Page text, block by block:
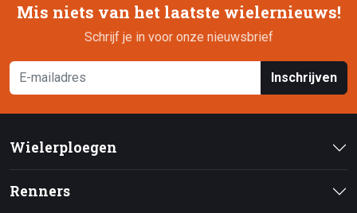
Mis niets van het laatste wielernieuws!
Schrijf je in voor onze nieuwsbrief
Inschrijven
Wielerploegen
Renners